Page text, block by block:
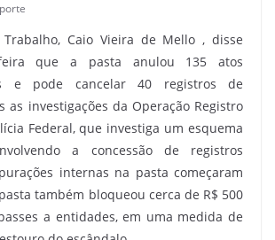
Caio Vieira de Mello , disse
que a pasta anulou 135 atos
e pode cancelar 40 registros de
as investigações da Operação Registro
Federal, que investiga um esquema
a concessão de registros
internas na pasta começaram
também bloqueou cerca de R$ 500
a entidades, em uma medida de